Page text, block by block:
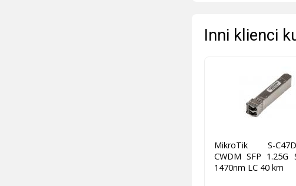
Inni klienci
MikroTik S-
CWDM SFP 1.25G
1470nm LC 40 km